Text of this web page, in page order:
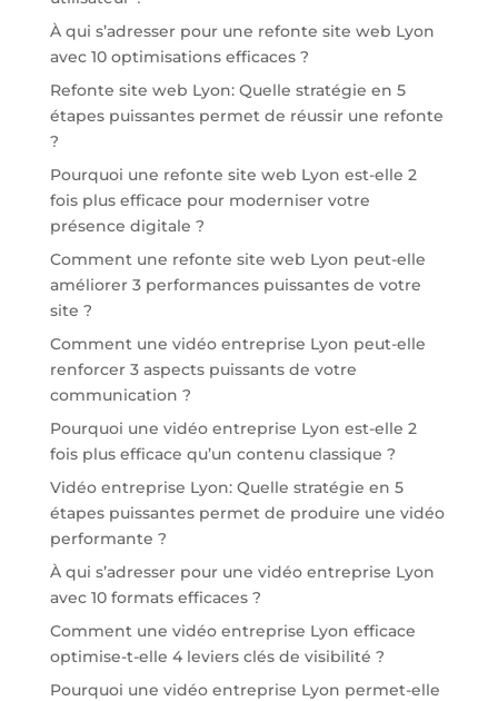
À qui s’adresser pour une refonte site web Lyon
avec 10 optimisations efficaces ?
Refonte site web Lyon: Quelle stratégie en 5
étapes puissantes permet de réussir une refonte
?
Pourquoi une refonte site web Lyon est-elle 2
fois plus efficace pour moderniser votre
présence digitale ?
Comment une refonte site web Lyon peut-elle
améliorer 3 performances puissantes de votre
site ?
Comment une vidéo entreprise Lyon peut-elle
renforcer 3 aspects puissants de votre
communication ?
Pourquoi une vidéo entreprise Lyon est-elle 2
fois plus efficace qu’un contenu classique ?
Vidéo entreprise Lyon: Quelle stratégie en 5
étapes puissantes permet de produire une vidéo
performante ?
À qui s’adresser pour une vidéo entreprise Lyon
avec 10 formats efficaces ?
Comment une vidéo entreprise Lyon efficace
optimise-t-elle 4 leviers clés de visibilité ?
Pourquoi une vidéo entreprise Lyon permet-elle